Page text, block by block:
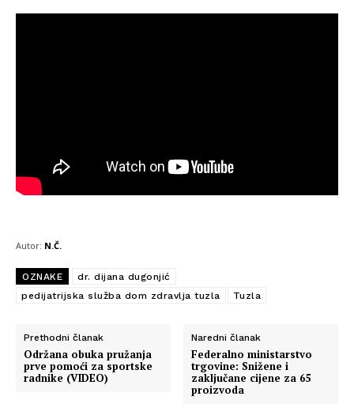
Autor: N.Č.
OZNAKE
dr. dijana dugonjić
pedijatrijska služba dom zdravlja tuzla
Tuzla
Prethodni članak
Održana obuka pružanja
prve pomoći za sportske
radnike (VIDEO)
Naredni članak
Federalno ministarstvo
trgovine: Snižene i
zaključane cijene za 65
proizvoda